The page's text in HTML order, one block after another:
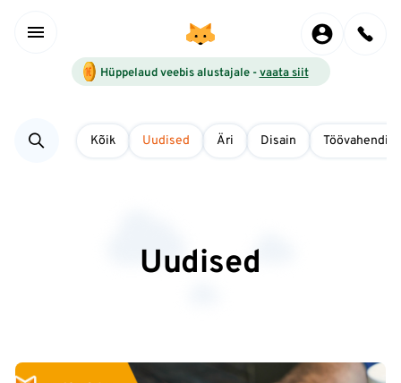
Hüppelaud veebis alustajale -vaata siit
Kõik Uudised Äri Disain Töövahendid
Uudised